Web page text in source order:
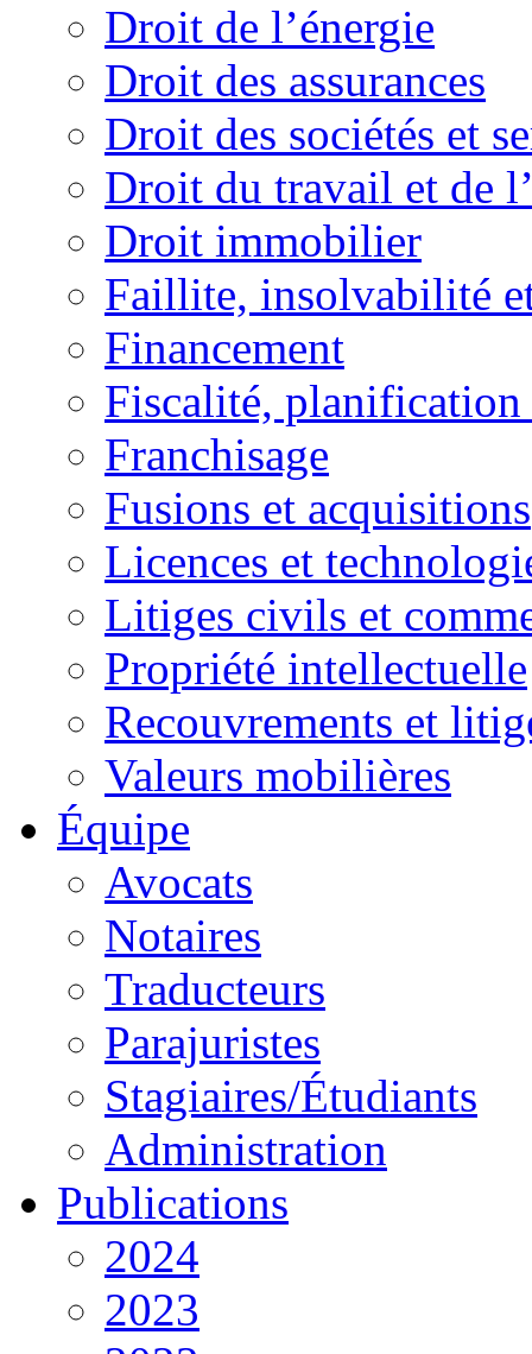
Droit de l’énergie
Droit des assurances
Droit des sociétés et
Droit du travail et de
Droit immobilier
Faillite, insolvabilité
Financement
Fiscalité, planification
Franchisage
Fusions et acquisitions
Licences et
Litiges civils et
Propriété intellectuelle
Recouvrements et
Valeurs mobilières
Équipe
Avocats
Notaires
Traducteurs
Parajuristes
Stagiaires/Étudiants
Administration
Publications
2024
2023